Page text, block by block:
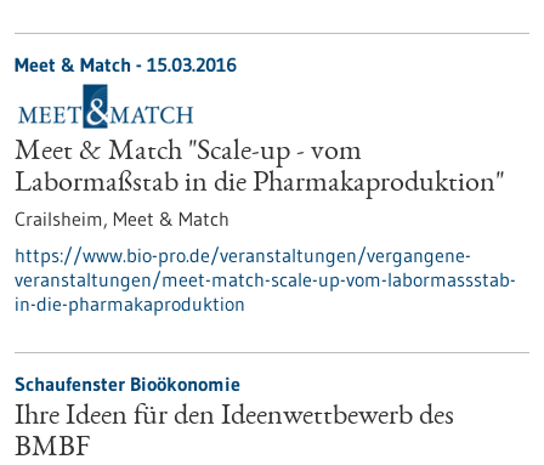
Meet & Match - 15.03.2016
Meet & Match "Scale-up - vom
Labormaßstab in die Pharmakaproduktion"
Crailsheim, Meet & Match
https://www.bio-pro.de/veranstaltungen/vergangene-
veranstaltungen/meet-match-scale-up-vom-labormassstab-
in-die-pharmakaproduktion
Schaufenster Bioökonomie
Ihre Ideen für den Ideenwettbewerb des
BMBF